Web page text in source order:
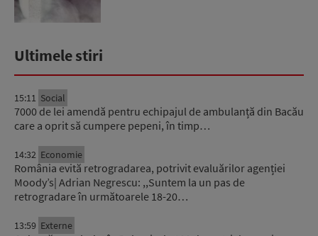
Ultimele stiri
15:11 Social
7000 de lei amendă pentru echipajul de ambulanță din Bacău
care a oprit să cumpere pepeni, în timp…
14:32 Economie
România evită retrogradarea, potrivit evaluărilor agenției
Moody’s| Adrian Negrescu: ,,Suntem la un pas de
retrogradare în următoarele 18-20…
13:59 Externe